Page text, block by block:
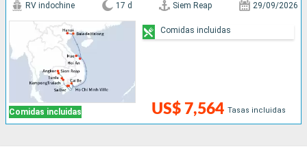
Comidas incluidas
RV indochine 17 d Siem Reap 29/09/2026
US$ 7,564 Tasas incluidas
Comidas incluidas